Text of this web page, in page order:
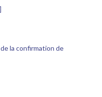
la confirmation de